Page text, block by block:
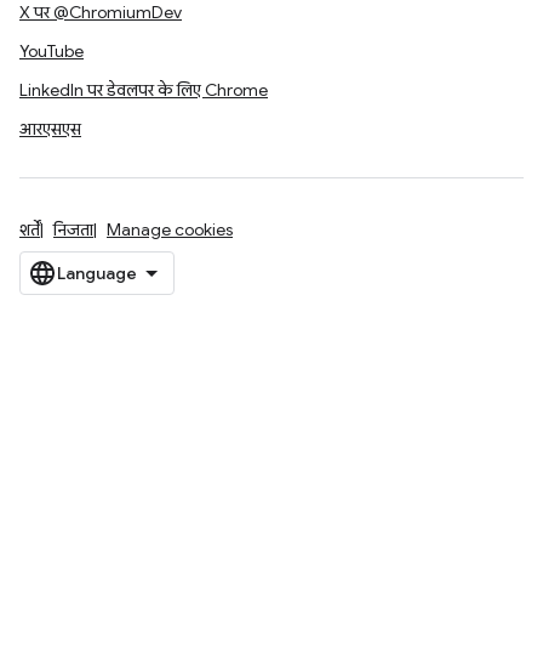
X पर @ChromiumDev
YouTube
LinkedIn पर डेवलपर के लिए Chrome
आरएसएस
शर्तें निजता Manage cookies